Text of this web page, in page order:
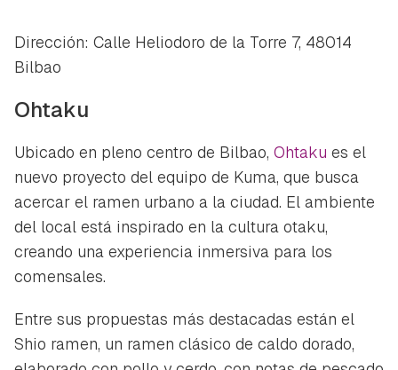
Dirección: Calle Heliodoro de la Torre 7, 48014
Bilbao
Ohtaku
Ubicado en pleno centro de Bilbao, Ohtaku es el
nuevo proyecto del equipo de Kuma, que busca
acercar el ramen urbano a la ciudad. El ambiente
del local está inspirado en la cultura otaku,
creando una experiencia inmersiva para los
comensales.
Entre sus propuestas más destacadas están el
Shio ramen, un ramen clásico de caldo dorado,